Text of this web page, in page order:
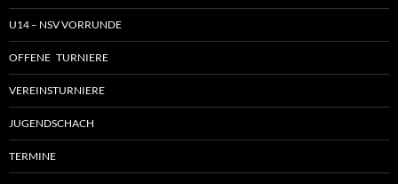
U14 – NSV VORRUNDE
OFFENE TURNIERE
VEREINSTURNIERE
JUGENDSCHACH
TERMINE